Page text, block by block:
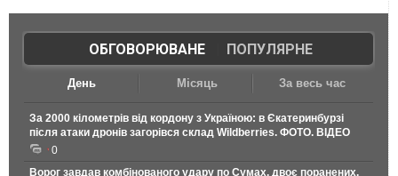
ОБГОВОРЮВАНЕ| ПОПУЛЯРНЕ
День Місяць За весь час
За 2000 кілометрів від кордону з Україною: в Єкатеринбурзі
після атаки дронів загорівся склад Wildberries. ФОТО. ВІДЕО
0
Ворог завдав комбінованого удару по Сумах, двоє поранених.